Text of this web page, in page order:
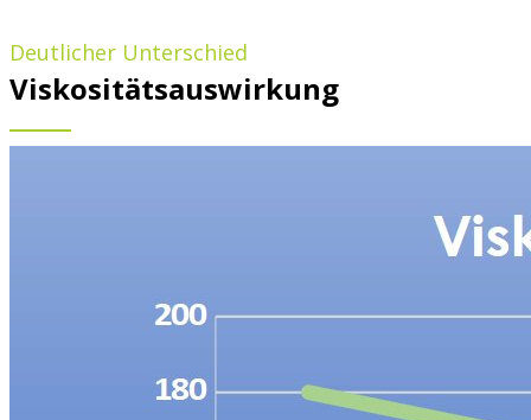
Deutlicher Unterschied
Viskositätsauswirkung